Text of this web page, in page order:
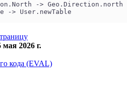
-> Geo.Direction.north
-> User.newTable
мая 2026 г.
кода (EVAL)